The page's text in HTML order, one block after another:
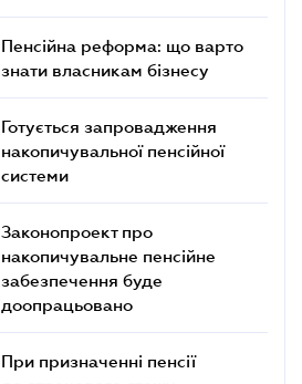
Пенсійна реформа: що варто
знати власникам бізнесу
Готується запровадження
накопичувальної пенсійної
системи
Законопроект про
накопичувальне пенсійне
забезпечення буде
доопрацьовано
При призначенні пенсії